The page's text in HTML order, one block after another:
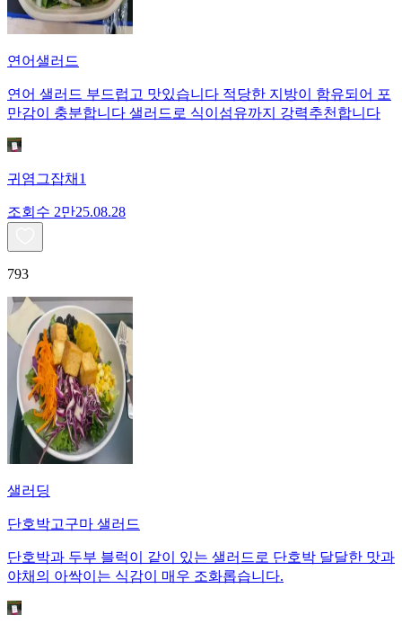
연어샐러드
연어 샐러드 부드럽고 맛있습니다 적당한 지방이 함유되어 포
만감이 충분합니다 샐러드로 식이섬유까지 강력추천합니다
귀염그잡채1
조회수 2만25.08.28
793
샐러딩
단호박고구마 샐러드
단호박과 두부 블럭이 같이 있는 샐러드로 단호박 달달한 맛과
야채의 아싹이는 식감이 매우 조화롭습니다.